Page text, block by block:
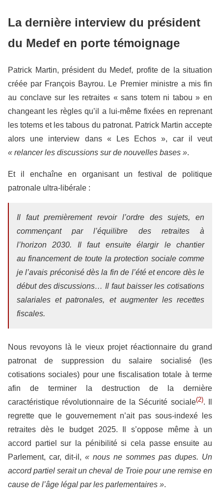
La dernière interview du président
du Medef en porte témoignage
Patrick Martin, président du Medef, profite de la situation
créée par François Bayrou. Le Premier ministre a mis fin
au conclave sur les retraites « sans totem ni tabou » en
changeant les règles qu’il a lui-même fixées en reprenant
les totems et les tabous du patronat. Patrick Martin accepte
alors une interview dans « Les Echos », car il veut
« relancer les discussions sur de nouvelles bases ».
Et il enchaîne en organisant un festival de politique
patronale ultra-libérale :
Il faut premièrement revoir l’ordre des sujets, en
commençant par l’équilibre des retraites à
l’horizon 2030. Il faut ensuite élargir le chantier
au financement de toute la protection sociale comme
je l’avais préconisé dès la fin de l’été et encore dès le
début des discussions… Il faut baisser les cotisations
salariales et patronales, et augmenter les recettes
fiscales.
Nous revoyons là le vieux projet réactionnaire du grand
patronat de suppression du salaire socialisé (les
cotisations sociales) pour une fiscalisation totale à terme
afin de terminer la destruction de la dernière
caractéristique révolutionnaire de la Sécurité sociale(2). Il
regrette que le gouvernement n’ait pas sous-indexé les
retraites dès le budget 2025. Il s’oppose même à un
accord partiel sur la pénibilité si cela passe ensuite au
Parlement, car, dit-il, « nous ne sommes pas dupes. Un
accord partiel serait un cheval de Troie pour une remise en
cause de l’âge légal par les parlementaires ».